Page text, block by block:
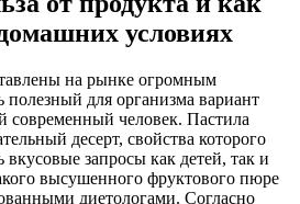
условиях
на рынке огромным
для организма вариант
современный человек. Пастила
десерт, свойства которого
вкусовые запросы как детей, так и
высушенного фруктового пюре
диетологами. Согласно